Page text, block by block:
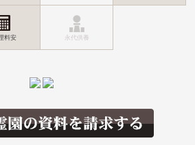
料安 永代供養